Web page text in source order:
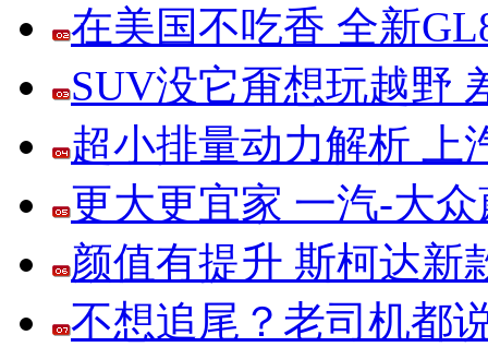
在美国不吃香 全新
SUV没它甭想玩越野
超小排量动力解析 上
更大更宜家 一汽-大
颜值有提升 斯柯达新
不想追尾？老司机都